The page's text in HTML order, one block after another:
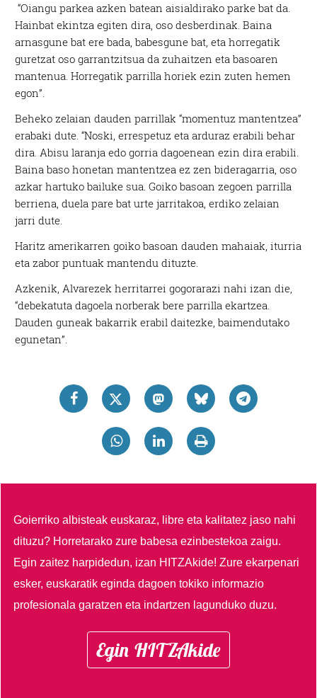
“Oiangu parkea azken batean aisialdirako parke bat da.
Hainbat ekintza egiten dira, oso desberdinak. Baina
arnasgune bat ere bada, babesgune bat, eta horregatik
guretzat oso garrantzitsua da zuhaitzen eta basoaren
mantenua. Horregatik parrilla horiek ezin zuten hemen
egon”.
Beheko zelaian dauden parrillak “momentuz mantentzea”
erabaki dute. “Noski, errespetuz eta arduraz erabili behar
dira. Abisu laranja edo gorria dagoenean ezin dira erabili.
Baina baso honetan mantentzea ez zen bideragarria, oso
azkar hartuko bailuke sua. Goiko basoan zegoen parrilla
berriena, duela pare bat urte jarritakoa, erdiko zelaian
jarri dute.
Haritz amerikarren goiko basoan dauden mahaiak, iturria
eta zabor puntuak mantendu dituzte.
Azkenik, Alvarezek herritarrei gogorarazi nahi izan die,
“debekatuta dagoela norberak bere parrilla ekartzea.
Dauden guneak bakarrik erabil daitezke, baimendutako
egunetan”.
Goierriko albisteak euskaraz, libre eta kalitatez jaso nahi
dituzu? Horretarako zure babesa ezinbestekoa zaigu.
Egin zaitez harpidedun, izan HITZAkide!Zure ekarpenari
esker, euskaratik eginda dagoen tokiko informazio
profesionala garatzen eta indartzen lagunduko duzu.
Egin HITZAkide